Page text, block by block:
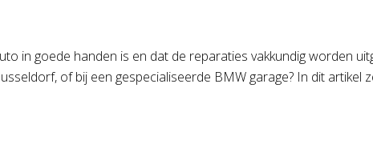
in goede handen is en dat de reparaties vakkundig worden
of bij een gespecialiseerde BMW garage? In dit artikel